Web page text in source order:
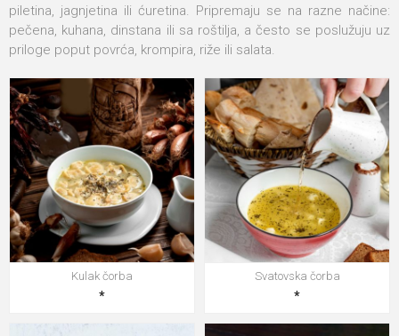
piletina, jagnjetina ili ćuretina. Pripremaju se na razne načine:
pečena, kuhana, dinstana ili sa roštilja, a često se poslužuju uz
priloge poput povrća, krompira, riže ili salata.
Kulak čorba
*
Svatovska čorba
*